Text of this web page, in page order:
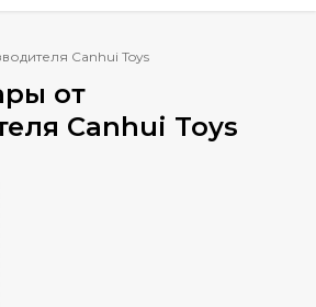
Canhui Toys
от
Canhui Toys